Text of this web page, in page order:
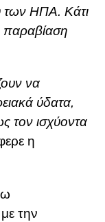
των ΗΠΑ. Κάτι
παραβίαση
να
ύδατα,
τον ισχύοντα
η
την